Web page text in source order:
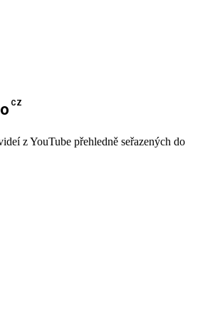
CZ
z YouTube přehledně seřazených do